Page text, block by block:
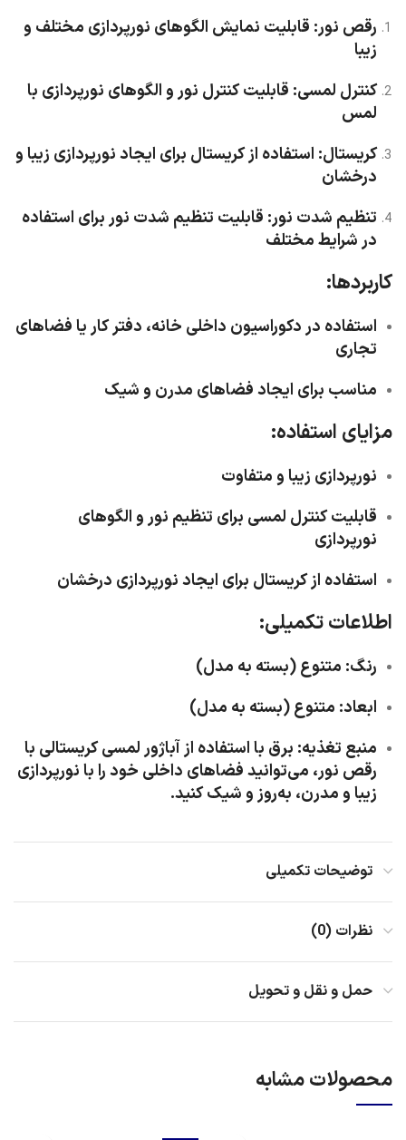
رقص نور: قابلیت نمایش الگوهای نورپردازی مختلف و
زیبا
کنترل لمسی: قابلیت کنترل نور و الگوهای نورپردازی با
لمس
کریستال: استفاده از کریستال برای ایجاد نورپردازی زیبا و
درخشان
تنظیم شدت نور: قابلیت تنظیم شدت نور برای استفاده
در شرایط مختلف
کاربردها:
استفاده در دکوراسیون داخلی خانه، دفتر کار یا فضاهای
تجاری
مناسب برای ایجاد فضاهای مدرن و شیک
مزایای استفاده:
نورپردازی زیبا و متفاوت
قابلیت کنترل لمسی برای تنظیم نور و الگوهای
نورپردازی
استفاده از کریستال برای ایجاد نورپردازی درخشان
اطلاعات تکمیلی:
رنگ: متنوع (بسته به مدل)
ابعاد: متنوع (بسته به مدل)
منبع تغذیه: برق با استفاده از آباژور لمسی کریستالی با
رقص نور، می‌توانید فضاهای داخلی خود را با نورپردازی
زیبا و مدرن، به‌روز و شیک کنید.
توضیحات تکمیلی
نظرات (0)
حمل و نقل و تحویل
محصولات مشابه